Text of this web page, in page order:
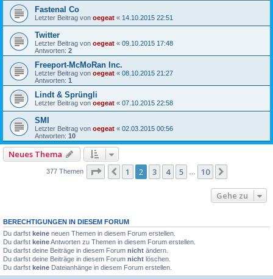
Fastenal Co
Letzter Beitrag von oegeat « 14.10.2015 22:51
Twitter
Letzter Beitrag von oegeat « 09.10.2015 17:48
Antworten: 2
Freeport-McMoRan Inc.
Letzter Beitrag von oegeat « 08.10.2015 21:27
Antworten: 1
Lindt & Sprüngli
Letzter Beitrag von oegeat « 07.10.2015 22:58
SMI
Letzter Beitrag von oegeat « 02.03.2015 00:56
Antworten: 10
Neues Thema
377 Themen Seite 2von 10
Vorherige
1 2 3 4 5 … 10
Gehe zu
BERECHTIGUNGEN IN DIESEM FORUM
Du darfst keine neuen Themen in diesem Forum erstellen.
Du darfst keineAntworten zu Themen in diesem Forum erstellen.
Du darfst deine Beiträge in diesem Forum nicht ändern.
Du darfst deine Beiträge in diesem Forum nicht löschen.
Du darfst keine Dateianhänge in diesem Forum erstellen.